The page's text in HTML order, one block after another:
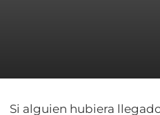
Si alguien hubiera